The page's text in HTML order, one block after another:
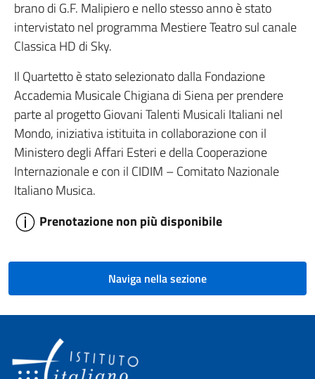
brano di G.F. Malipiero e nello stesso anno è stato
intervistato nel programma Mestiere Teatro sul canale
Classica HD di Sky.
Il Quartetto è stato selezionato dalla Fondazione
Accademia Musicale Chigiana di Siena per prendere
parte al progetto Giovani Talenti Musicali Italiani nel
Mondo, iniziativa istituita in collaborazione con il
Ministero degli Affari Esteri e della Cooperazione
Internazionale e con il CIDIM – Comitato Nazionale
Italiano Musica.
Prenotazione non più disponibile
Naviga nella sezione